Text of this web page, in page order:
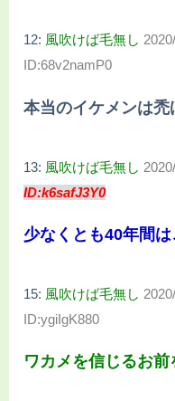
12: 風吹けば毛無し
ID:68v2namP0
本当のイケメンは禿
13: 風吹けば毛無し
ID:k6safJ3Y0
少なくとも40年間
15: 風吹けば毛無し
ID:ygiIgK880
ワカメを信じるお前